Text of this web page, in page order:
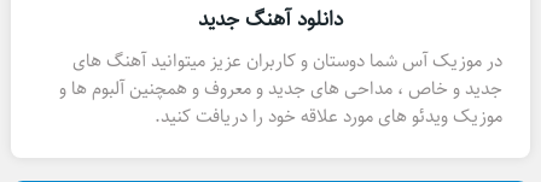
دانلود آهنگ جدید
در موزیک آس شما دوستان و کاربران عزیز میتوانید آهنگ های
جدید و خاص ، مداحی های جدید و معروف و همچنین آلبوم ها و
موزیک ویدئو های مورد علاقه خود را دریافت کنید.